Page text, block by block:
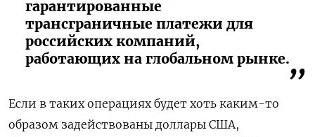
гарантированные
трансграничные платежи для
российских компаний,
работающих на глобальном рынке.
Если в таких операциях будет хоть каким-то
образом задействованы доллары США,